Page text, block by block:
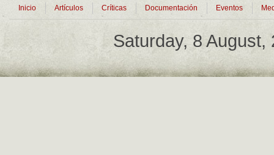
Inicio Artículos Críticas Documentación Eventos
Saturday, 8